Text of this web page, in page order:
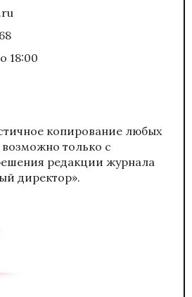
18:00
копирование любых
только с
редакции журнала
директор».